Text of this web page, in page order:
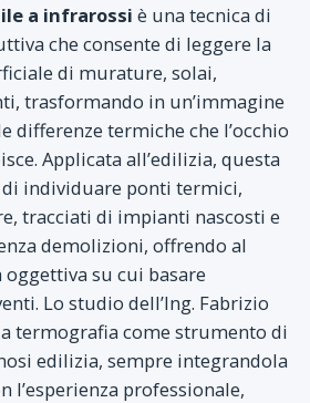
a infrarossi è una tecnica di
che consente di leggere la
di murature, solai,
trasformando in un’immagine
differenze termiche che l’occhio
Applicata all’edilizia, questa
individuare ponti termici,
tracciati di impianti nascosti e
demolizioni, offrendo al
su cui basare
Lo studio dell’Ing. Fabrizio
termografia come strumento di
edilizia, sempre integrandola
l’esperienza professionale,